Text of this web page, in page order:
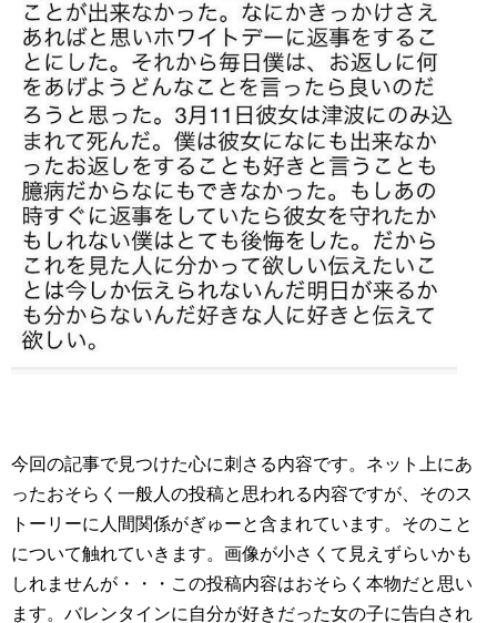
今回の記事で見つけた心に刺さる内容です。ネット上にあ
ったおそらく一般人の投稿と思われる内容ですが、そのス
トーリーに人間関係がぎゅーと含まれています。そのこと
について触れていきます。画像が小さくて見えずらいかも
しれませんが・・・この投稿内容はおそらく本物だと思い
ます。バレンタインに自分が好きだった女の子に告白され